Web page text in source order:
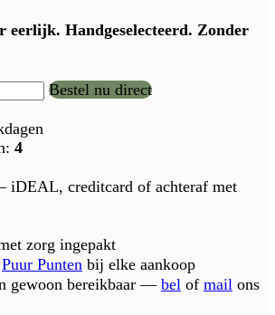
eerlijk. Handgeselecteerd. Zonder
Bestel nu direct
4
iDEAL, creditcard of achteraf met
zorg ingepakt
Puur Punten bij elke aankoop
gewoon bereikbaar — bel of mail ons